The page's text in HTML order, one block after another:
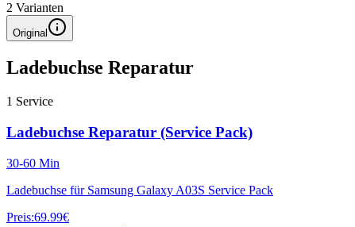
2 Varianten
Original
Ladebuchse Reparatur
1 Service
Ladebuchse Reparatur (Service Pack)
30-60 Min
Ladebuchse für Samsung Galaxy A03S Service Pack
Preis:69.99€